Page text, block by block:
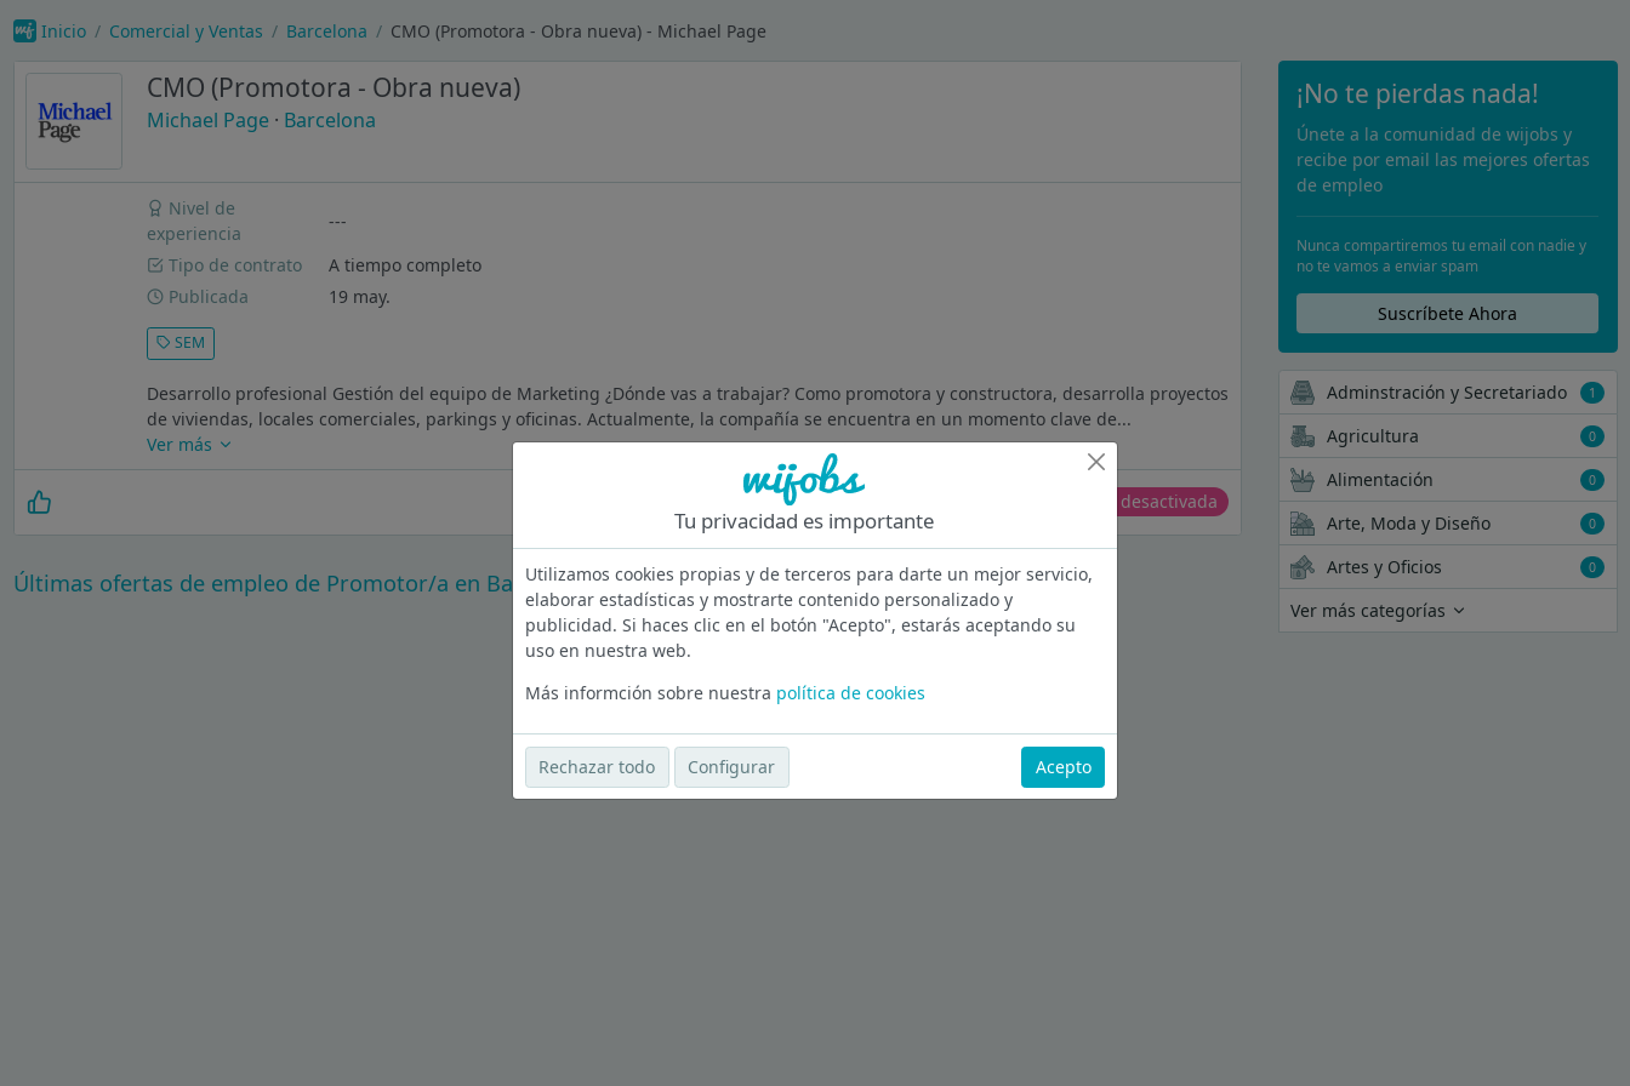
Inicio Comercial y Ventas Barcelona CMO (Promotora - Obra nueva) - Michael Page
CMO (Promotora - Obra nueva)
Michael Page · Barcelona
Nivel de
experiencia
---
Tipo de contrato
A tiempo completo
Publicada
19 may.
SEM
Desarrollo profesional Gestión del equipo de Marketing ¿Dónde vas a trabajar? Como promotora y constructora, desarrolla proyectos
de viviendas, locales comerciales, parkings y oficinas. Actualmente, la compañía se encuentra en un momento clave de...
Ver más
Oferta desactivada
Últimas ofertas de empleo de Promotor/a en Barcelona
Ver más ofertas
¡No te pierdas nada!
Únete a la comunidad de wijobs y
recibe por email las mejores ofertas
de empleo
Nunca compartiremos tu email con nadie y
no te vamos a enviar spam
Suscríbete Ahora
Adminstración y Secretariado 1
Agricultura 0
Alimentación 0
Arte, Moda y Diseño 0
Artes y Oficios 0
Ver más categorías
Tu privacidad es importante
Utilizamos cookies propias y de terceros para darte un mejor servicio,
elaborar estadísticas y mostrarte contenido personalizado y
publicidad. Si haces clic en el botón "Acepto", estarás aceptando su
uso en nuestra web.
Más informción sobre nuestra política de cookies
Rechazar todo Configurar Acepto